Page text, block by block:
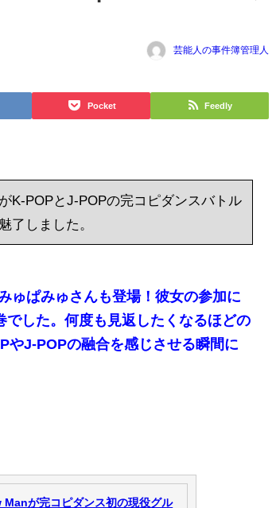
芸能人の事件簿管理人
Pocket Feedly
K-POPとJ-POPの完コピダンスバトル
了しました。
ゅぱみゅさんも登場！彼女の参加に
した。何度も見返したくなるほどの
やJ-POPの融合を感じさせる瞬間に
が完コピダンス初の現役グル